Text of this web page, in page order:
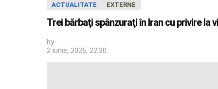
ACTUALITATE EXTERNE
Trei bărbaţi spânzuraţi în Iran cu privire la
by
2 iunie, 2026, 22:30